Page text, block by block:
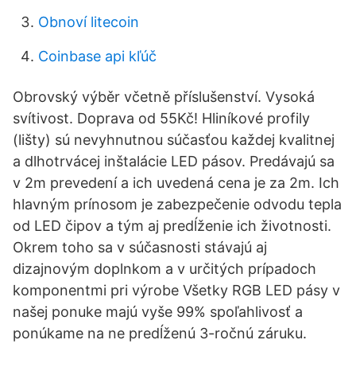
Obnoví litecoin
Coinbase api kľúč
Obrovský výběr včetně příslušenství. Vysoká
svítivost. Doprava od 55Kč! Hliníkové profily
(lišty) sú nevyhnutnou súčasťou každej kvalitnej
a dlhotrvácej inštalácie LED pásov. Predávajú sa
v 2m prevedení a ich uvedená cena je za 2m. Ich
hlavným prínosom je zabezpečenie odvodu tepla
od LED čipov a tým aj predĺženie ich životnosti.
Okrem toho sa v súčasnosti stávajú aj
dizajnovým doplnkom a v určitých prípadoch
komponentmi pri výrobe Všetky RGB LED pásy v
našej ponuke majú vyše 99% spoľahlivosť a
ponúkame na ne predĺženú 3-ročnú záruku.